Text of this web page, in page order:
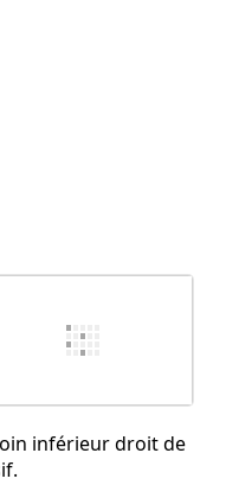
inférieur droit de